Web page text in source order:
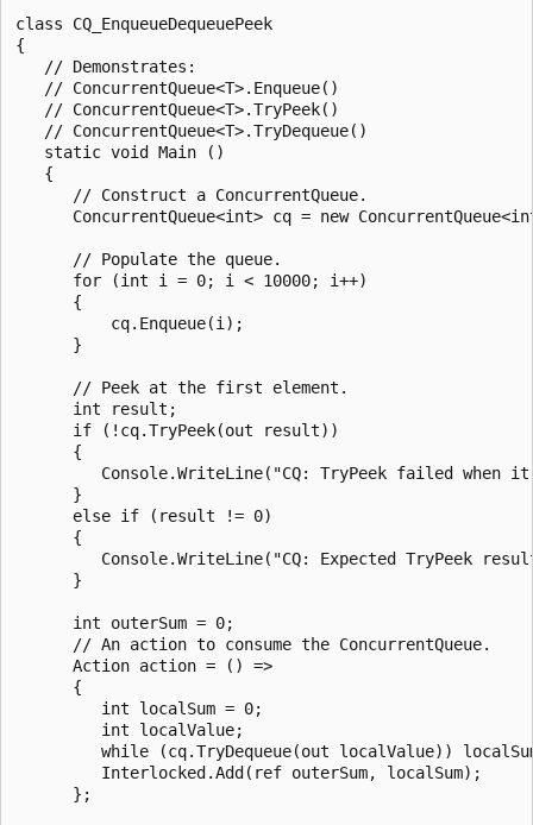
class CQ_EnqueueDequeuePeek
{
   // Demonstrates:
   // ConcurrentQueue<T>.Enqueue()
   // ConcurrentQueue<T>.TryPeek()
   // ConcurrentQueue<T>.TryDequeue()
   static void Main ()
   {
      // Construct a ConcurrentQueue.
ConcurrentQueue<int> cq = new
      // Populate the queue.
      for (int i = 0; i < 10000; i++)
      {
          cq.Enqueue(i);
      }
      // Peek at the first element.
      int result;
      if (!cq.TryPeek(out result))
      {
Console.WriteLine("CQ: TryPeek failed when
      }
      else if (result != 0)
      {
Console.WriteLine("CQ: Expected TryPeek
      }
      int outerSum = 0;
      // An action to consume the ConcurrentQueue.
      Action action = () =>
      {
         int localSum = 0;
         int localValue;
while (cq.TryDequeue(out localValue))
         Interlocked.Add(ref outerSum, localSum);
      };